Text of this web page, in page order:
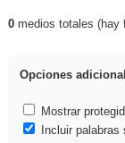
Resultados
0medios totales (hay
Opciones
Mostrar
Incluir palabras